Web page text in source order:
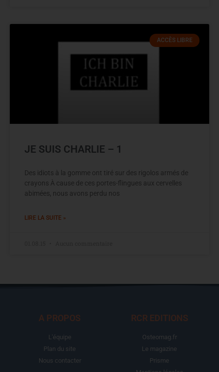
ACCÈS LIBRE
JE SUIS CHARLIE – 1
Des idiots à la gomme ont tiré sur des rigolos armés de
crayons À cause de ces portes-flingues aux cervelles
abimées, nous avons perdu nos
LIRE LA SUITE »
A PROPOS
L'équipe
Plan du site
Nous contacter
RCR EDITIONS
Osteomag.fr
Le magazine
Prisme